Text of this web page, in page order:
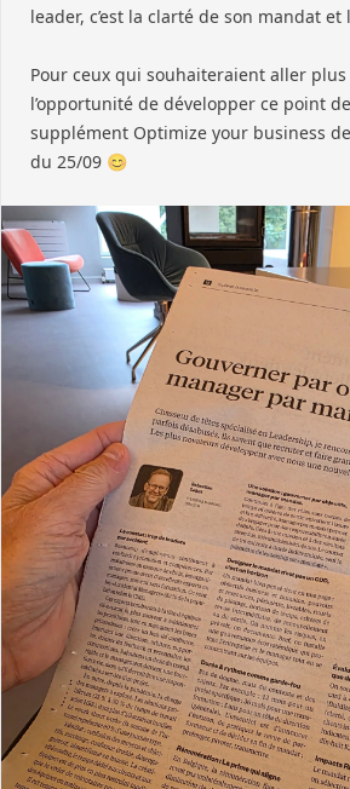
leader, c’est la clarté de son mandat et
Pour ceux qui souhaiteraient aller plus
l’opportunité de développer ce point
supplément Optimize your business de
du 25/09 😊